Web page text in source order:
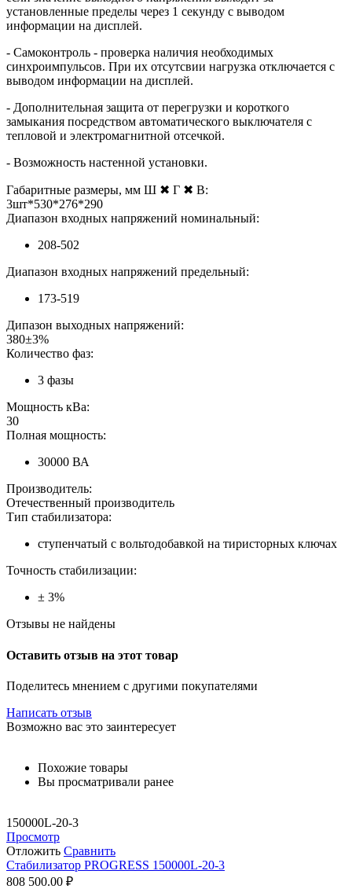
установленные пределы через 1 секунду с выводом
информации на дисплей.
- Самоконтроль - проверка наличия необходимых
синхроимпульсов. При их отсутсвии нагрузка отключается с
выводом информации на дисплей.
- Дополнительная защита от перегрузки и короткого
замыкания посредством автоматического выключателя с
тепловой и электромагнитной отсечкой.
- Возможность настенной установки.
Габаритные размеры, мм Ш ✖ Г ✖ В:
3шт*530*276*290
Диапазон входных напряжений номинальный:
208-502
Диапазон входных напряжений предельный:
173-519
Дипазон выходных напряжений:
380±3%
Количество фаз:
3 фазы
Мощность кВа:
30
Полная мощность:
30000 ВА
Производитель:
Отечественный производитель
Тип стабилизатора:
ступенчатый с вольтодобавкой на тиристорных ключах
Точность стабилизации:
± 3%
Отзывы не найдены
Оставить отзыв на этот товар
Поделитесь мнением с другими покупателями
Написать отзыв
Возможно вас это заинтересует
Похожие товары
Вы просматривали ранее
150000L-20-3
Просмотр
Отложить Сравнить
Стабилизатор PROGRESS 150000L-20-3
808 500.00 ₽